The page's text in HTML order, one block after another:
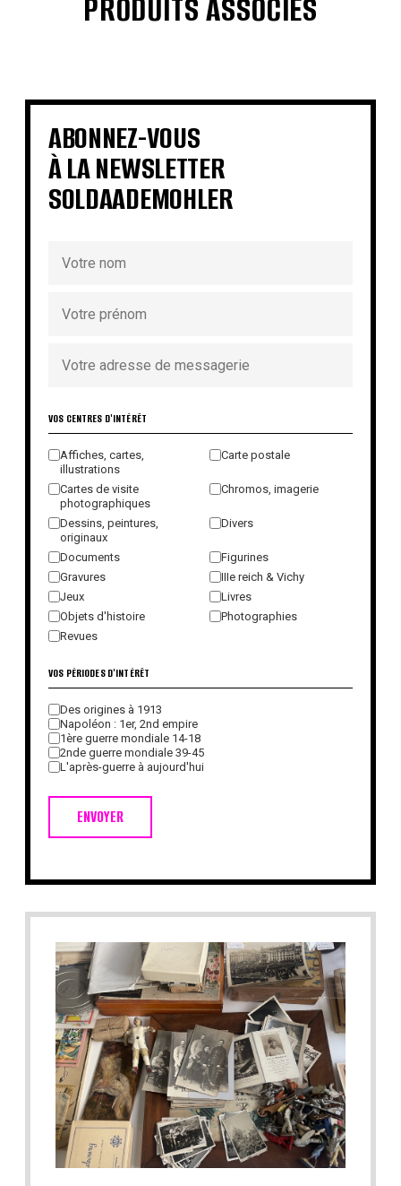
PRODUITS ASSOCIÉS
€ €
€
€ €
€ €
ABONNEZ-VOUS
À LA NEWSLETTER
SOLDAADEMOHLER
VOS CENTRES D'INTÉRÊT
Affiches, cartes,
illustrations
Carte postale
Cartes de visite
photographiques
Chromos, imagerie
Dessins, peintures,
originaux
Divers
Documents
Figurines
Gravures
IIIe reich & Vichy
Jeux
Livres
Objets d'histoire
Photographies
Revues
ENVOYER
VOS PÉRIODES D'INTÉRÊT
Des origines à 1913
Napoléon : 1er, 2nd empire
1ère guerre mondiale 14-18
2nde guerre mondiale 39-45
L'après-guerre à aujourd'hui